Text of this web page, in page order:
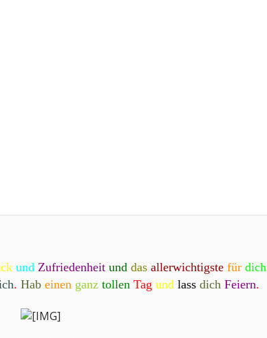
und Zufriedenheit und das allerwichtigste für dich
. Hab einen ganz tollen Tag und lass dich Feiern.